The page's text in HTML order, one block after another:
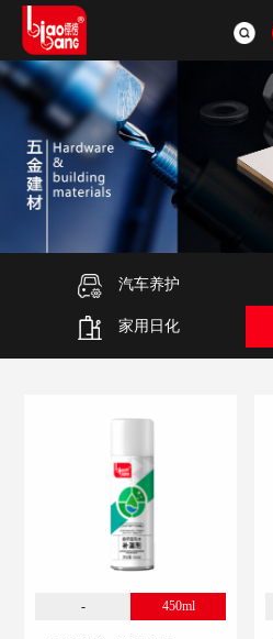
页
品
牌
介
绍
产
品
总
OEM/ODM
联
汽车养护
家用日化
- 450ml